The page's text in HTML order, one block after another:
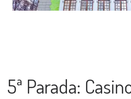
5ª Parada: